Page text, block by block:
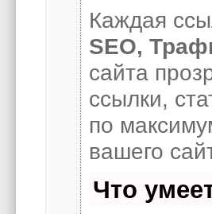
Каждая
SEO,
сайта
ссылки,
по
вашего
Что